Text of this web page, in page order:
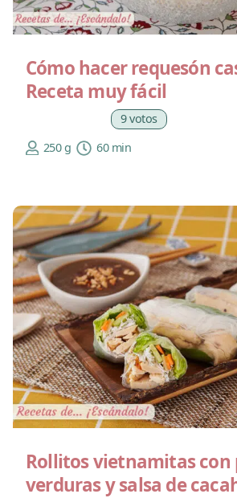
Cómo hacer requesón
Receta muy fácil
9 votos
250 g
60 min
Rollitos vietnamitas con
verduras y salsa de